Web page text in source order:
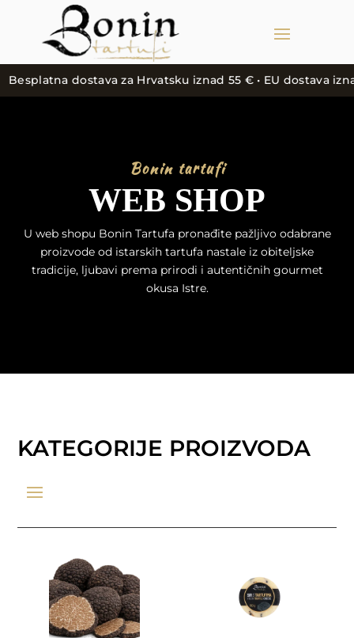
dostava za Hrvatsku iznad 55 € • EU dostava iznad
Bonin tartufi
WEB SHOP
U web shopu Bonin Tartufa pronađite pažljivo odabrane
proizvode od istarskih tartufa nastale iz obiteljske
tradicije, ljubavi prema prirodi i autentičnih gourmet
okusa Istre.
KATEGORIJE PROIZVODA